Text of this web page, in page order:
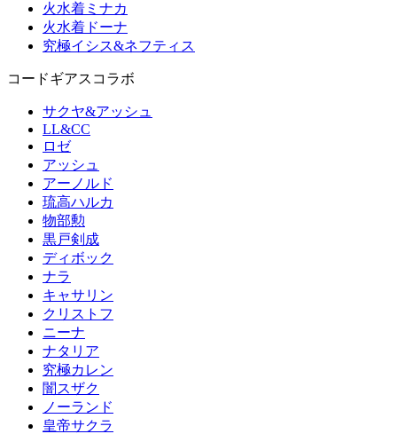
火水着ミナカ
火水着ドーナ
究極イシス&ネフティス
コードギアスコラボ
サクヤ&アッシュ
LL&CC
ロゼ
アッシュ
アーノルド
琉高ハルカ
物部勲
黒戸剣成
ディボック
ナラ
キャサリン
クリストフ
ニーナ
ナタリア
究極カレン
闇スザク
ノーランド
皇帝サクラ